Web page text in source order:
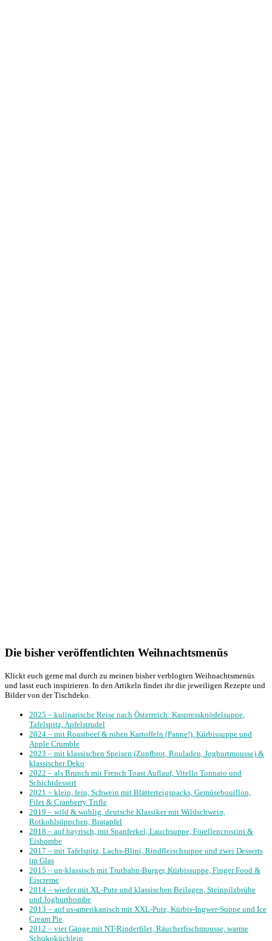
Die bisher veröffentlichten Weihnachtsmenüs
Klickt euch gerne mal durch zu meinen bisher verblogten Weihnachtsmenüs
und lasst euch inspirieren. In den Artikeln findet ihr die jeweiligen Rezepte und
Bilder von der Tischdeko.
2025 – kulinarische Reise nach Österreich: Kaspressknödelsuppe,
Tafelspitz, Apfelstrudel
2024 – mit Roastbeef & rohen Kartoffeln (Panne!), Kürbissuppe und
Apple Crumble
2023 – mit klassischen Speisen (Zupfbrot, Rouladen, Joghurtmousse) &
klassischer Deko
2022 – als Brunch mit French Toast Auflauf, Vitello Tonnato und
Schichtdessert
2021 – klein, fein, Schwein mit Blätterteigsnacks, Gemüsebouillon,
Filet & Cranberry Trifle
2019 – wild & wohlig, deutsche Klassiker mit Wildschwein,
Rotkohlsüppchen, Bratapfel
2018 – auf bayrisch, mit Spanferkel, Lauchsuppe, Forellencrostini &
Eisbombe
2017 – mit Tafelspitz, Lachs-Blini, Rindfleischsuppe und zwei Desserts
im Glas
2015 – un-klassisch mit Truthahn-Burger, Kürbissuppe, Finger Food &
Eiscreme
2014 – wieder mit XL-Pute und klassischen Beilagen, Steinpilzbrühe
und Joghurtbombe
2013 – auf us-amerikanisch mit XXL-Pute, Kürbis-Ingwer-Suppe und Ice
Cream Pie
2012 – vier Gänge mit NT-Rinderfilet, Räucherfischmousse, warme
Schokoküchlein